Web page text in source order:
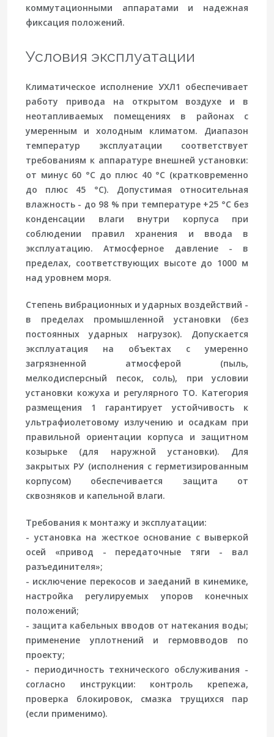
коммутационными аппаратами и надежная
фиксация положений.
Условия эксплуатации
Климатическое исполнение УХЛ1 обеспечивает
работу привода на открытом воздухе и в
неотапливаемых помещениях в районах с
умеренным и холодным климатом. Диапазон
температур эксплуатации соответствует
требованиям к аппаратуре внешней установки:
от минус 60 °C до плюс 40 °C (кратковременно
до плюс 45 °C). Допустимая относительная
влажность - до 98 % при температуре +25 °C без
конденсации влаги внутри корпуса при
соблюдении правил хранения и ввода в
эксплуатацию. Атмосферное давление - в
пределах, соответствующих высоте до 1000 м
над уровнем моря.
Степень вибрационных и ударных воздействий -
в пределах промышленной установки (без
постоянных ударных нагрузок). Допускается
эксплуатация на объектах с умеренно
загрязненной атмосферой (пыль,
мелкодисперсный песок, соль), при условии
установки кожуха и регулярного ТО. Категория
размещения 1 гарантирует устойчивость к
ультрафиолетовому излучению и осадкам при
правильной ориентации корпуса и защитном
козырьке (для наружной установки). Для
закрытых РУ (исполнения с герметизированным
корпусом) обеспечивается защита от
сквозняков и капельной влаги.
Требования к монтажу и эксплуатации:
- установка на жесткое основание с выверкой
осей «привод - передаточные тяги - вал
разъединителя»;
- исключение перекосов и заеданий в кинемике,
настройка регулируемых упоров конечных
положений;
- защита кабельных вводов от натекания воды;
применение уплотнений и гермовводов по
проекту;
- периодичность технического обслуживания -
согласно инструкции: контроль крепежа,
проверка блокировок, смазка трущихся пар
(если применимо).